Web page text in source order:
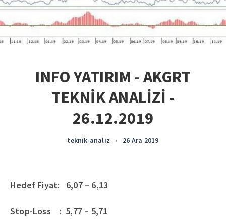
INFO YATIRIM - AKGRT
TEKNİK ANALİZİ -
26.12.2019
teknik-analiz • 26 Ara 2019
Hedef Fiyat: 6,07 – 6,13
Stop-Loss : 5,77 – 5,71